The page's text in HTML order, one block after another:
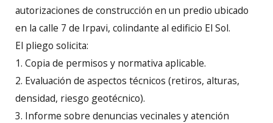
autorizaciones de construcción en un predio ubicado
en la calle 7 de Irpavi, colindante al edificio El Sol.
El pliego solicita:
1. Copia de permisos y normativa aplicable.
2. Evaluación de aspectos técnicos (retiros, alturas,
densidad, riesgo geotécnico).
3. Informe sobre denuncias vecinales y atención